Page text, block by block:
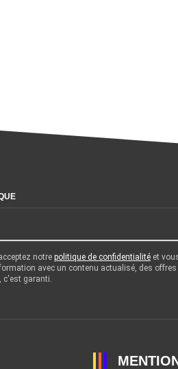
notre politique de confidentialité et
avec un contenu actualisé, des
c'est garanti.